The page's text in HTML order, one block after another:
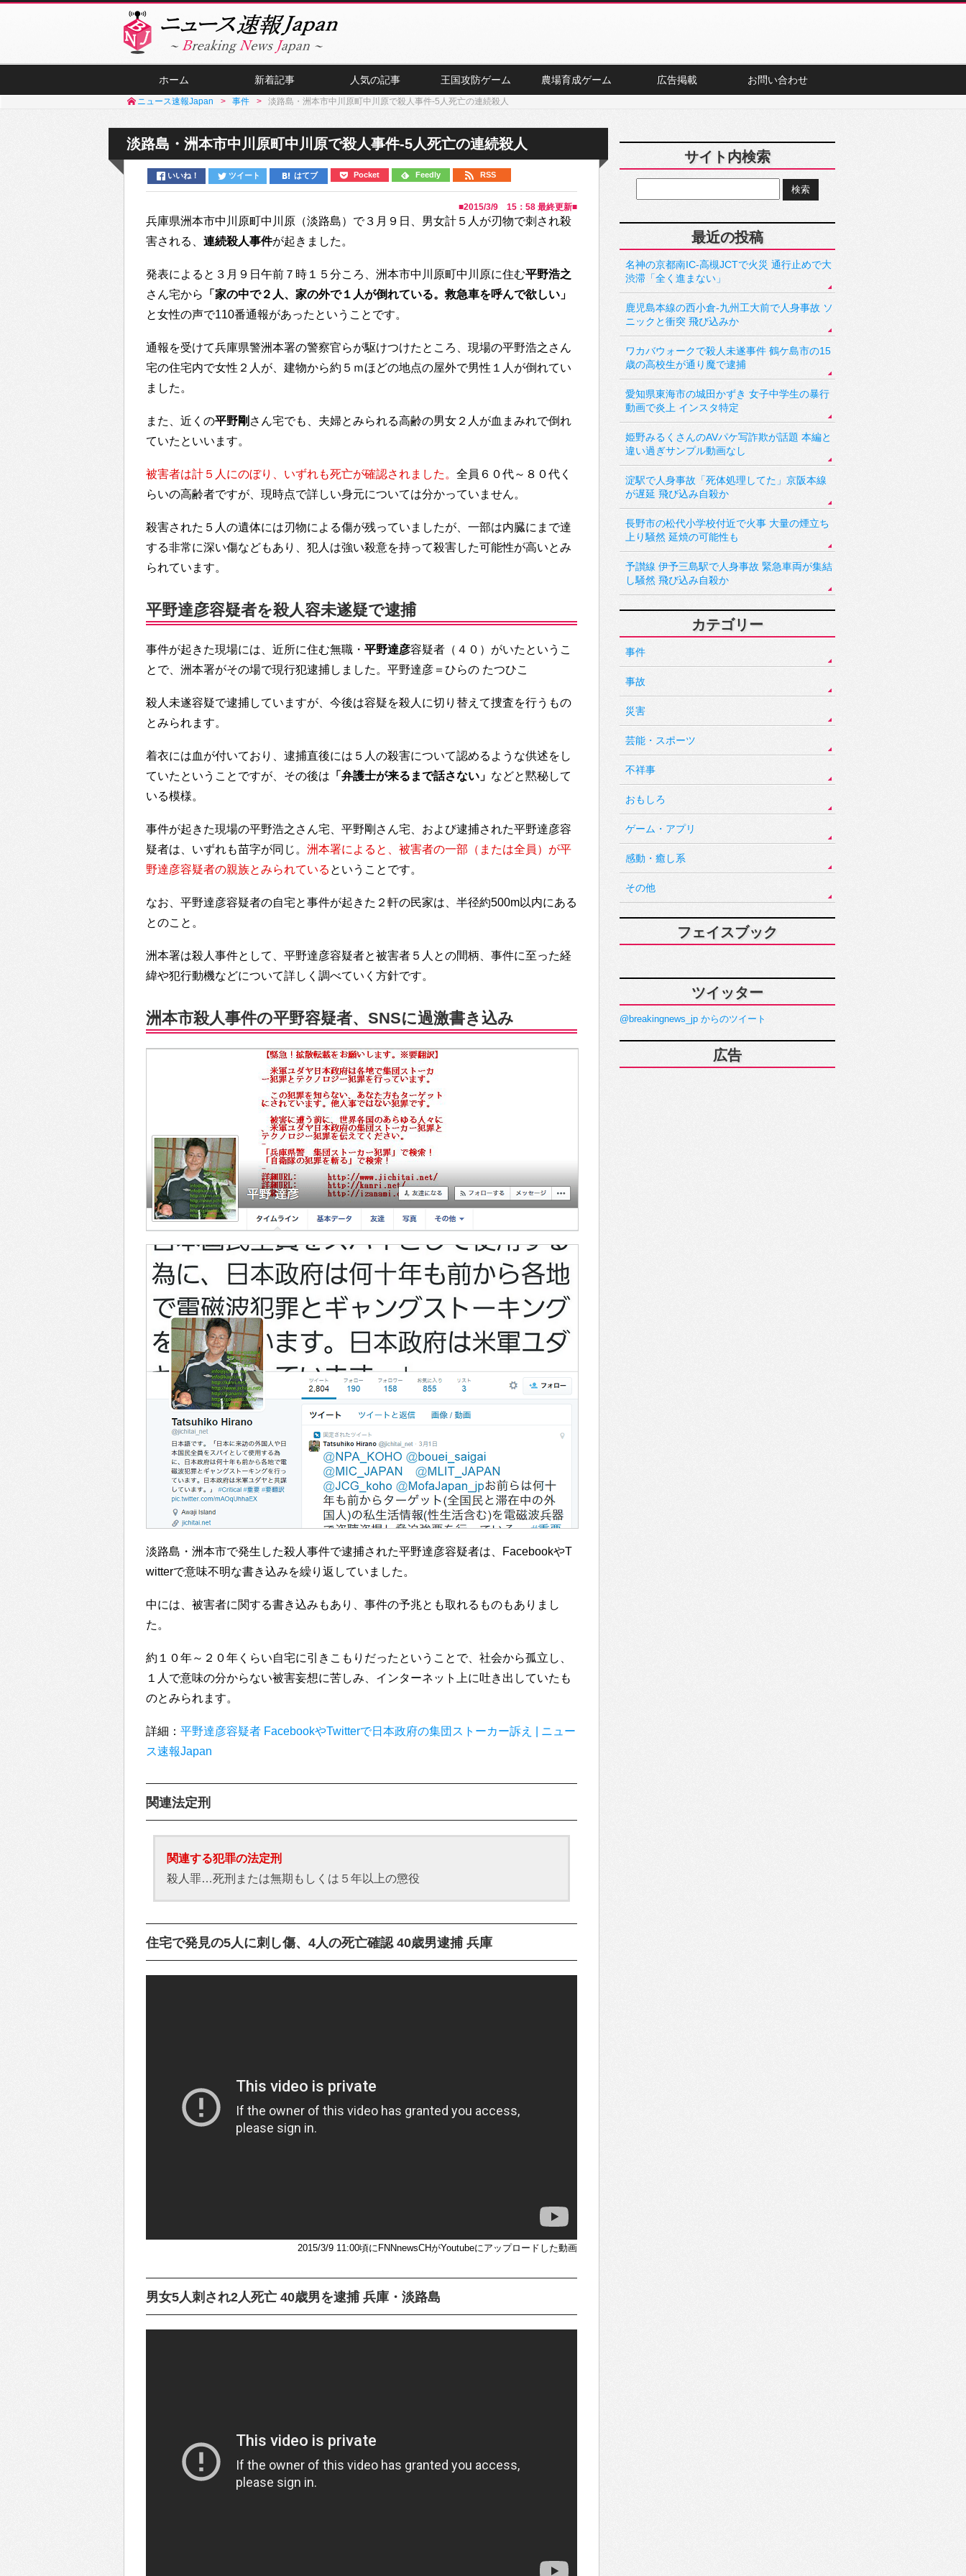
ホーム 新着記事 人気の記事 王国攻防ゲーム 農場育成ゲーム 広告掲載 お問い合わせ
ニュース速報Japan 事件 淡路島・洲本市中川原町中川原で殺人事件-5人死亡の連続殺人
淡路島・洲本市中川原町中川原で殺人事件-5人死亡の連続殺人
いいね！ ツイート はてブ Pocket Feedly RSS
■2015/3/9 15：58 最終更新■
兵庫県洲本市中川原町中川原（淡路島）で３月９日、男女計５人が刃物で刺され殺
害される、 連続殺人事件が起きました。
発表によると３月９日午前７時１５分ころ、洲本市中川原町中川原に住む平野浩之
さん宅から
「家の中で２人、家の外で１人が倒れている。救急車を呼んで欲しい」
と女性の声で110番通報があったということです。
通報を受けて兵庫県警洲本署の警察官らが駆けつけたところ、現場の平野浩之さん
宅の住宅内で女性２人が、建物から約５ｍほどの地点の屋外で男性１人が倒れてい
ました。
また、近くの平野剛 さん宅でも、夫婦とみられる高齢の男女２人が血まみれで倒れ
ていたといいます。
被害者は計５人にのぼり、いずれも死亡が確認されました。 全員６０代～８０代く
らいの高齢者ですが、現時点で詳しい身元については分かっていません。
殺害された５人の遺体には刃物による傷が残っていましたが、一部は内臓にまで達
する非常に深い傷などもあり、犯人は強い殺意を持って殺害した可能性が高いとみ
られています。
平野達彦容疑者を殺人容未遂疑で逮捕
事件が起きた現場には、近所に住む無職・ 平野達彦容疑者（４０）がいたというこ
とで、洲本署がその場で現行犯逮捕しました。平野達彦＝ひらの たつひこ
殺人未遂容疑で逮捕していますが、今後は容疑を殺人に切り替えて捜査を行うもの
とみられます。
着衣には血が付いており、逮捕直後には５人の殺害について認めるような供述をし
ていたということですが、その後は 「弁護士が来るまで話さない」 などと黙秘して
いる模様。
事件が起きた現場の平野浩之さん宅、平野剛さん宅、および逮捕された平野達彦容
疑者は、いずれも苗字が同じ。 洲本署によると、被害者の一部（または全員）が平
野達彦容疑者の親族とみられている ということです。
なお、平野達彦容疑者の自宅と事件が起きた２軒の民家は、半径約500m以内にある
とのこと。
洲本署は殺人事件として、平野達彦容疑者と被害者５人との間柄、事件に至った経
緯や犯行動機などについて詳しく調べていく方針です。
洲本市殺人事件の平野容疑者、SNSに過激書き込み
淡路島・洲本市で発生した殺人事件で逮捕された平野達彦容疑者は、FacebookやT
witterで意味不明な書き込みを繰り返していました。
中には、被害者に関する書き込みもあり、事件の予兆とも取れるものもありまし
た。
約１０年～２０年くらい自宅に引きこもりだったということで、社会から孤立し、
１人で意味の分からない被害妄想に苦しみ、インターネット上に吐き出していたも
のとみられます。
詳細： 平野達彦容疑者 FacebookやTwitterで日本政府の集団ストーカー訴え | ニュー
ス速報Japan
関連法定刑
関連する犯罪の法定刑
殺人罪…死刑または無期もしくは５年以上の懲役
住宅で発見の5人に刺し傷、4人の死亡確認 40歳男逮捕 兵庫
2015/3/9 11:00頃にFNNnewsCHがYoutubeにアップロードした動画
男女5人刺され2人死亡 40歳男を逮捕 兵庫・淡路島
サイト内検索
最近の投稿
名神の京都南IC-高槻JCTで火災 通行止めで大
渋滞「全く進まない」
鹿児島本線の西小倉-九州工大前で人身事故 ソ
ニックと衝突 飛び込みか
ワカバウォークで殺人未遂事件 鶴ケ島市の15
歳の高校生が通り魔で逮捕
愛知県東海市の城田かずき 女子中学生の暴行
動画で炎上 インスタ特定
姫野みるくさんのAVパケ写詐欺が話題 本編と
違い過ぎサンプル動画なし
淀駅で人身事故「死体処理してた」京阪本線
が遅延 飛び込み自殺か
長野市の松代小学校付近で火事 大量の煙立ち
上り騒然 延焼の可能性も
予讃線 伊予三島駅で人身事故 緊急車両が集結
し騒然 飛び込み自殺か
カテゴリー
事件
事故
災害
芸能・スポーツ
不祥事
おもしろ
ゲーム・アプリ
感動・癒し系
その他
フェイスブック
ツイッター
@breakingnews_jp からのツイート
広告